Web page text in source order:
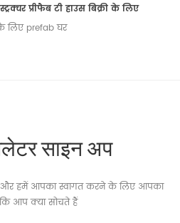
प्रीफैब टी हाउस बिक्री के लिए
लिए prefab घर
साइन अप
और हमें आपका स्वागत करने के लिए आपका
आप क्या सोचते हैं